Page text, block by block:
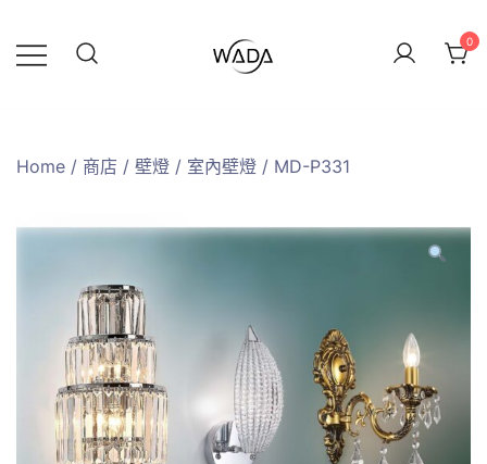
0
Home / 商店 / 壁燈 / 室內壁燈 / MD-P331